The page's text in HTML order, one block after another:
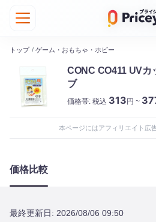
トップ / ゲーム・おもちゃ・ホビー
CONC CO411 UVカ
ブ
価格帯: 税込 313円 ~
本ページにはアフィリエイト広
価格比較
最終更新日: 2026/08/06 09:50